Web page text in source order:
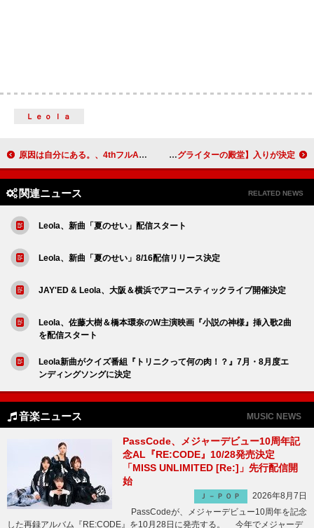
Ｌｅｏｌａ
原因は自分にある。、4thフルAL『核心触発イノベーション』 4/23リリース決定 ジョージ・クリントン／ドゥービー・ブラザーズなど、2025年【ソングライターの殿堂】入りが決定
関連ニュース RELATED NEWS
Leola、新曲「夏のせい」配信スタート
Leola、新曲「夏のせい」8/16配信リリース決定
JAY'ED & Leola、大阪＆横浜でアコースティックライブ開催決定
Leola、佐藤大樹＆橋本環奈のW主演映画『小説の神様』挿入歌2曲
を配信スタート
Leola新曲がクイズ番組『トリニクって何の肉！？』7月・8月度エ
ンディングソングに決定
音楽ニュース MUSIC NEWS
PassCode、メジャーデビュー10周年記
念AL『RE:CODE』10/28発売決定
「MISS UNLIMITED [Re:]」先行配信開
始
Ｊ－ＰＯＰ
2026年8月7日
PassCodeが、メジャーデビュー10周年を記念
した再録アルバム『RE:CODE』を10月28日に発売する。 今年でメジャーデ